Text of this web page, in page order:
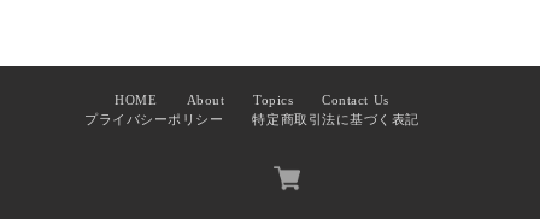
HOME About Topics
Contact Us
プライバシーポリシー
特定商取引法に基づく表記